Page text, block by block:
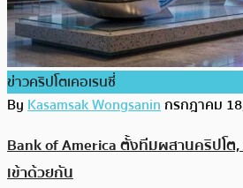
ข่าวคริปโตเคอเรนซี่
ByKasamsak Wongsaninกรกฎาคม
Bank of America ตั้งทีมผสานคริปโต,
เข้าด้วยกัน